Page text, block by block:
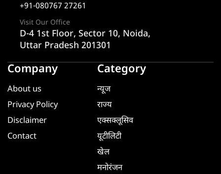
+91-080767 27261
Visit Our Office
D-4 1st Floor, Sector 10, Noida,
Uttar Pradesh 201301
Company
About us
Privacy Policy
Disclaimer
Contact
Category
न्यूज
राज्य
एक्सक्लूसिव
यूटीलिटी
खेल
मनोरंजन